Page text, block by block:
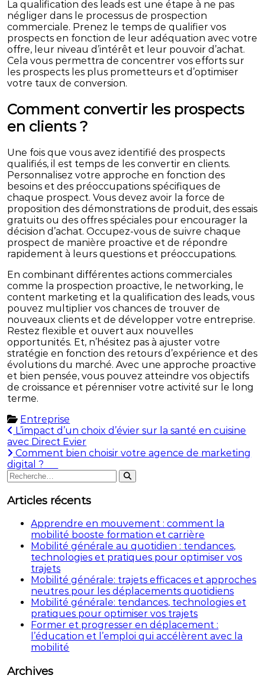
La qualification des leads est une étape à ne pas
négliger dans le processus de prospection
commerciale. Prenez le temps de qualifier vos
prospects en fonction de leur adéquation avec votre
offre, leur niveau d’intérêt et leur pouvoir d’achat.
Cela vous permettra de concentrer vos efforts sur
les prospects les plus prometteurs et d’optimiser
votre taux de conversion.
Comment convertir les prospects
en clients ?
Une fois que vous avez identifié des prospects
qualifiés, il est temps de les convertir en clients.
Personnalisez votre approche en fonction des
besoins et des préoccupations spécifiques de
chaque prospect. Vous devez avoir la force de
proposition des démonstrations de produit, des essais
gratuits ou des offres spéciales pour encourager la
décision d’achat. Occupez-vous de suivre chaque
prospect de manière proactive et de répondre
rapidement à leurs questions et préoccupations.
En combinant différentes actions commerciales
comme la prospection proactive, le networking, le
content marketing et la qualification des leads, vous
pouvez multiplier vos chances de trouver de
nouveaux clients et de développer votre entreprise.
Restez flexible et ouvert aux nouvelles
opportunités. Et, n’hésitez pas à ajuster votre
stratégie en fonction des retours d’expérience et des
évolutions du marché. Avec une approche proactive
et bien pensée, vous pouvez atteindre vos objectifs
de croissance et pérenniser votre activité sur le long
terme.
Entreprise
Navigation
de
l’article
L’impact d’un choix d’évier sur la santé en cuisine
avec Direct Evier
Comment bien choisir votre agence de marketing
digital ?
Rechercher
:
Rechercher
Articles récents
Apprendre en mouvement : comment la
mobilité booste formation et carrière
Mobilité générale au quotidien : tendances,
technologies et pratiques pour optimiser vos
trajets
Mobilité générale: trajets efficaces et approches
neutres pour les déplacements quotidiens
Mobilité générale: tendances, technologies et
pratiques pour optimiser vos trajets
Former et progresser en déplacement :
l’éducation et l’emploi qui accélèrent avec la
mobilité
Archives